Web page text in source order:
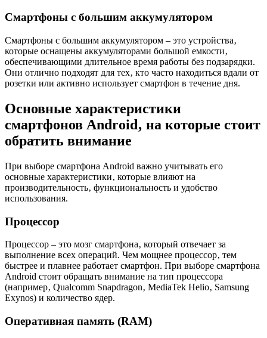
Смартфоны с большим аккумулятором
Смартфоны с большим аккумулятором – это устройства‚
которые оснащены аккумуляторами большой емкости‚
обеспечивающими длительное время работы без подзарядки.
Они отлично подходят для тех‚ кто часто находиться вдали от
розетки или активно использует смартфон в течение дня.
Основные характеристики
смартфонов Android‚ на которые стоит
обратить внимание
При выборе смартфона Android важно учитывать его
основные характеристики‚ которые влияют на
производительность‚ функциональность и удобство
использования.
Процессор
Процессор – это мозг смартфона‚ который отвечает за
выполнение всех операций. Чем мощнее процессор‚ тем
быстрее и плавнее работает смартфон. При выборе смартфона
Android стоит обращать внимание на тип процессора
(например‚ Qualcomm Snapdragon‚ MediaTek Helio‚ Samsung
Exynos) и количество ядер.
Оперативная память (RAM)